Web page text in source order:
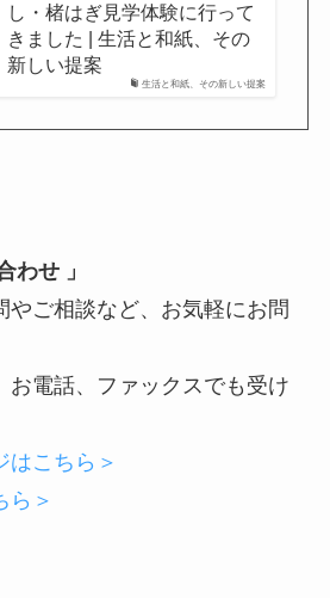
生活と和紙、その新しい提案
し・楮はぎ見学体験に行って
きました | 生活と和紙、その
新しい提案
わせ 」
やご相談など、お気軽にお問
お電話、ファックスでも受け
はこちら＞
ら＞